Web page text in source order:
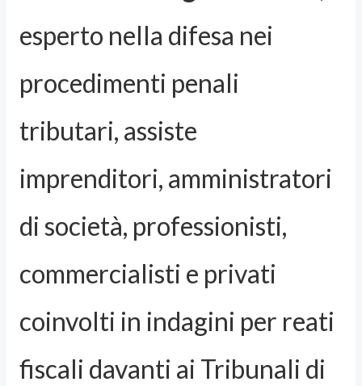
esperto nella difesa nei
procedimenti penali
tributari, assiste
imprenditori, amministratori
di società, professionisti,
commercialisti e privati
coinvolti in indagini per reati
fiscali davanti ai Tribunali di